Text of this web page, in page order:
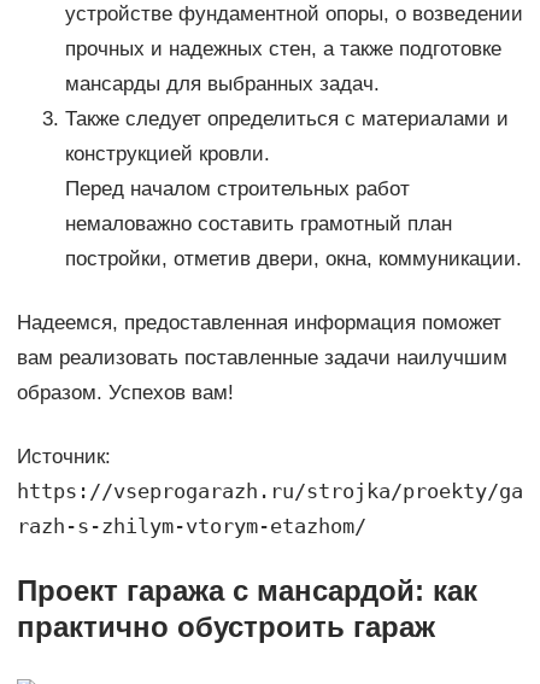
устройстве фундаментной опоры, о возведении
прочных и надежных стен, а также подготовке
мансарды для выбранных задач.
Также следует определиться с материалами и
конструкцией кровли.
Перед началом строительных работ
немаловажно составить грамотный план
постройки, отметив двери, окна, коммуникации.
Надеемся, предоставленная информация поможет
вам реализовать поставленные задачи наилучшим
образом. Успехов вам!
Источник:
https://vseprogarazh.ru/strojka/proekty/ga
razh-s-zhilym-vtorym-etazhom/
Проект гаража с мансардой: как
практично обустроить гараж